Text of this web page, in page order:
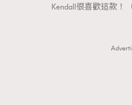
Kendall很喜歡這款！